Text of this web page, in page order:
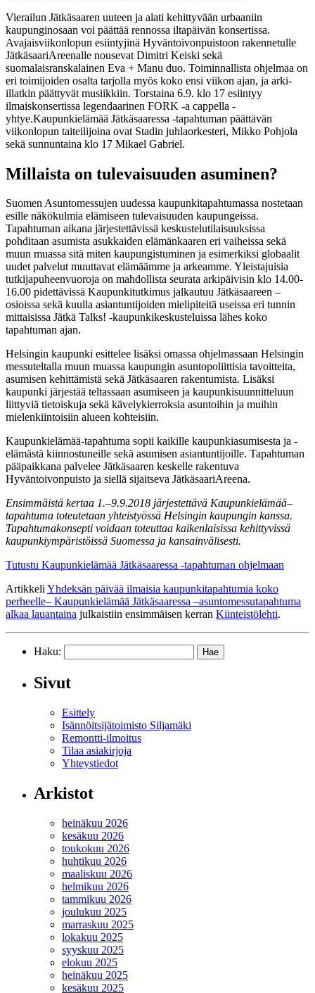
Vierailun Jätkäsaaren uuteen ja alati kehittyvään urbaaniin
kaupunginosaan voi päättää rennossa iltapäivän konsertissa.
Avajaisviikonlopun esiintyjinä Hyväntoivonpuistoon rakennetulle
JätkäsaariAreenalle nousevat Dimitri Keiski sekä
suomalaisranskalainen Eva + Manu duo. Toiminnallista ohjelmaa on
eri toimijoiden osalta tarjolla myös koko ensi viikon ajan, ja arki-
illatkin päättyvät musiikkiin. Torstaina 6.9. klo 17 esiintyy
ilmaiskonsertissa legendaarinen FORK -a cappella -
yhtye.Kaupunkielämää Jätkäsaaressa -tapahtuman päättävän
viikonlopun taiteilijoina ovat Stadin juhlaorkesteri, Mikko Pohjola
sekä sunnuntaina klo 17 Mikael Gabriel.
Millaista on tulevaisuuden asuminen?
Suomen Asuntomessujen uudessa kaupunkitapahtumassa nostetaan
esille näkökulmia elämiseen tulevaisuuden kaupungeissa.
Tapahtuman aikana järjestettävissä keskustelutilaisuuksissa
pohditaan asumista asukkaiden elämänkaaren eri vaiheissa sekä
muun muassa sitä miten kaupungistuminen ja esimerkiksi globaalit
uudet palvelut muuttavat elämäämme ja arkeamme. Yleistajuisia
tutkijapuheenvuoroja on mahdollista seurata arkipäivisin klo 14.00-
16.00 pidettävissä Kaupunkitutkimus jalkautuu Jätkäsaareen –
osioissa sekä kuulla asiantuntijoiden mielipiteitä useissa eri tunnin
mittaisissa Jätkä Talks! -kaupunkikeskusteluissa lähes koko
tapahtuman ajan.
Helsingin kaupunki esittelee lisäksi omassa ohjelmassaan Helsingin
messuteltalla muun muassa kaupungin asuntopoliittisia tavoitteita,
asumisen kehittämistä sekä Jätkäsaaren rakentumista. Lisäksi
kaupunki järjestää teltassaan asumiseen ja kaupunkisuunnitteluun
liittyviä tietoiskuja sekä kävelykierroksia asuntoihin ja muihin
mielenkiintoisiin alueen kohteisiin.
Kaupunkielämää-tapahtuma sopii kaikille kaupunkiasumisesta ja -
elämästä kiinnostuneille sekä asumisen asiantuntijoille. Tapahtuman
pääpaikkana palvelee Jätkäsaaren keskelle rakentuva
Hyväntoivonpuisto ja siellä sijaitseva JätkäsaariAreena.
Ensimmäistä kertaa 1.–9.9.2018 järjestettävä Kaupunkielämää–
tapahtuma toteutetaan yhteistyössä Helsingin kaupungin kanssa.
Tapahtumakonsepti voidaan toteuttaa kaikenlaisissa kehittyvissä
kaupunkiympäristöissä Suomessa ja kansainvälisesti.
Tutustu Kaupunkielämää Jätkäsaaressa -tapahtuman ohjelmaan
ArtikkeliYhdeksän päivää ilmaisia kaupunkitapahtumia koko
perheelle– Kaupunkielämää Jätkäsaaressa –asuntomessutapahtuma
alkaa lauantaina julkaistiin ensimmäisen kerran Kiinteistölehti.
Haku:
Sivut
Esittely
Isännöitsijätoimisto Siljamäki
Remontti-ilmoitus
Tilaa asiakirjoja
Yhteystiedot
Arkistot
heinäkuu 2026
kesäkuu 2026
toukokuu 2026
huhtikuu 2026
maaliskuu 2026
helmikuu 2026
tammikuu 2026
joulukuu 2025
marraskuu 2025
lokakuu 2025
syyskuu 2025
elokuu 2025
heinäkuu 2025
kesäkuu 2025